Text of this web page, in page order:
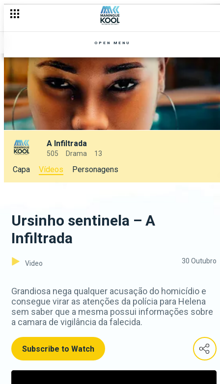
OPEN MENU
A Infiltrada
505 Drama 13
Capa Vídeos Personagens
Ursinho sentinela – A
Infiltrada
Video 30 Outubro
Grandiosa nega qualquer acusação do homicídio e
consegue virar as atenções da polícia para Helena
sem saber que a mesma possui informações sobre
a camara de vigilância da falecida.
Subscribe to Watch